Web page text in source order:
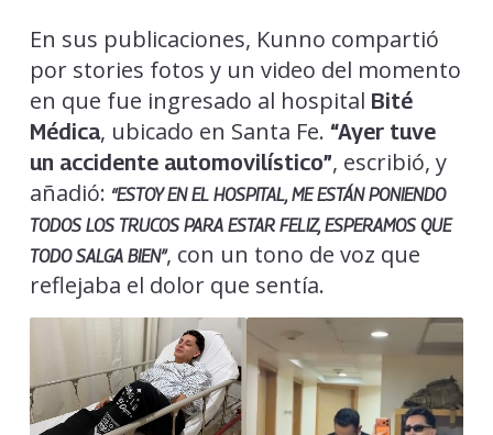
En sus publicaciones, Kunno compartió
por stories fotos y un video del momento
en que fue ingresado al hospital Bité
Médica, ubicado en Santa Fe. “Ayer tuve
un accidente automovilístico”, escribió, y
añadió: “ESTOY EN EL HOSPITAL, ME ESTÁN PONIENDO
TODOS LOS TRUCOS PARA ESTAR FELIZ, ESPERAMOS QUE
TODO SALGA BIEN”, con un tono de voz que
reflejaba el dolor que sentía.